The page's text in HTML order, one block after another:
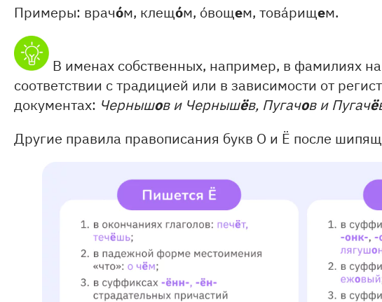
Примеры: врачóм, клещóм, óвощем, товáрищем.
В именах собственных, например, в фамилиях
соответствии с традицией или в зависимости от
документах: Чернышов и Чернышёв, Пугачов и Пугачё
Другие правила правописания букв О и Ё после